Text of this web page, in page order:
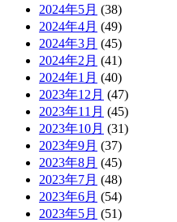
2024年5月 (38)
2024年4月 (49)
2024年3月 (45)
2024年2月 (41)
2024年1月 (40)
2023年12月 (47)
2023年11月 (45)
2023年10月 (31)
2023年9月 (37)
2023年8月 (45)
2023年7月 (48)
2023年6月 (54)
2023年5月 (51)